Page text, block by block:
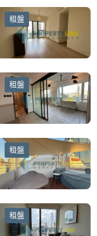
租盤
租盤
租盤
租盤